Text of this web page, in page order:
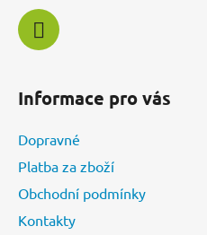
Informace pro vás
Dopravné
Platba za zboží
Obchodní podmínky
Kontakty